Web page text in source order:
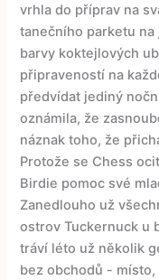
vrhla do příprav na
tanečního parketu
barvy koktejlových
připraveností na
předvídat jediný
oznámila, že
náznak toho, že
Protože se Chess
Birdie pomoc své
Zanedlouho už
ostrov Tuckernuck u
tráví léto už několik
bez obchodů -